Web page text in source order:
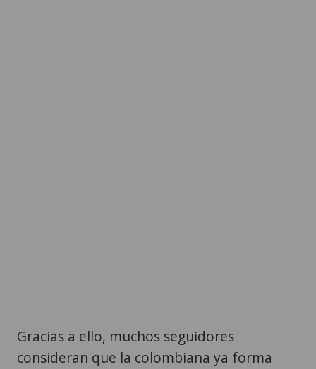
Gracias a ello, muchos seguidores
consideran que la colombiana ya forma